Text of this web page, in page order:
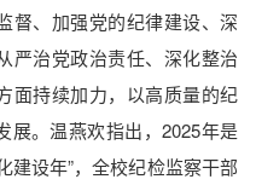
督、加强党的纪律建设、深
严治党政治责任、深化整治
面持续加力，以高质量的纪
展。温燕欢指出，2025年是
建设年”，全校纪检监察干部